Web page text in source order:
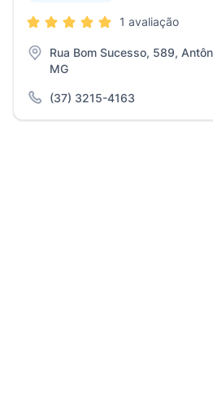
1 avaliação
Rua Bom Sucesso, 589,
MG
(37) 3215-4163